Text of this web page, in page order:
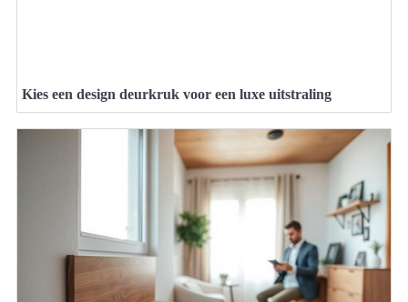
Kies een design deurkruk voor een luxe uitstraling